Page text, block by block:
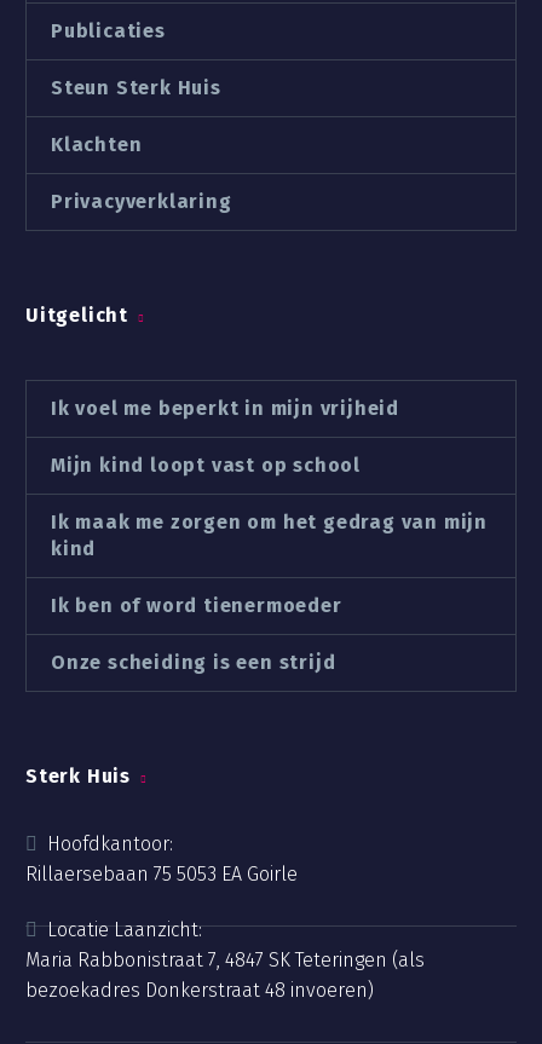
Publicaties
Steun Sterk Huis
Klachten
Privacyverklaring
Uitgelicht
Ik voel me beperkt in mijn vrijheid
Mijn kind loopt vast op school
Ik maak me zorgen om het gedrag van mijn
kind
Ik ben of word tienermoeder
Onze scheiding is een strijd
Sterk Huis
Hoofdkantoor:
Rillaersebaan 75 5053 EA Goirle
Locatie Laanzicht:
Maria Rabbonistraat 7, 4847 SK Teteringen (als
bezoekadres Donkerstraat 48 invoeren)